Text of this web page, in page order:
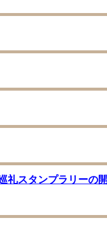
礼スタンプラリーの